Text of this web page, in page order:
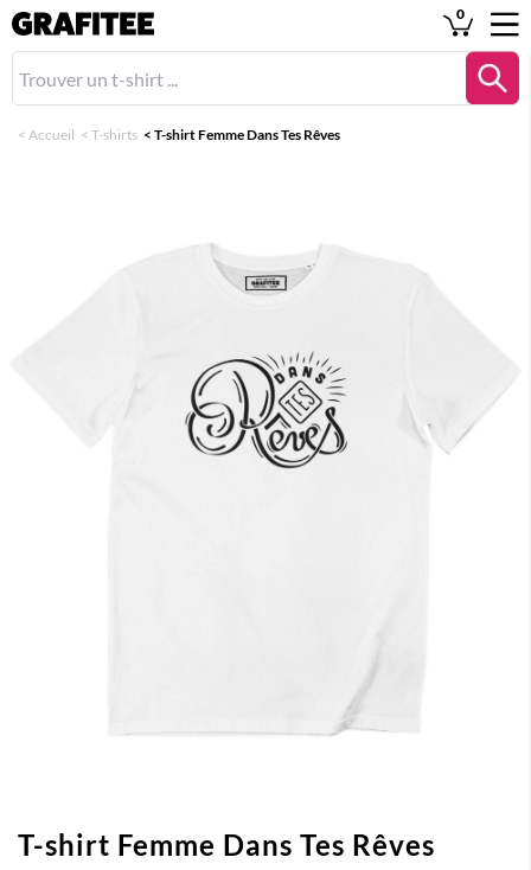
0
< Accueil < T-shirts < T-shirt Femme Dans Tes Rêves
T-shirt Femme Dans Tes Rêves